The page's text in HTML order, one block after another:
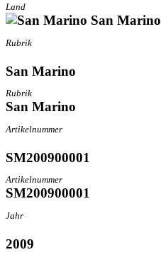
Land
San Marino
Rubrik
San Marino
Rubrik
San Marino
Artikelnummer
SM200900001
Artikelnummer
SM200900001
Jahr
2009